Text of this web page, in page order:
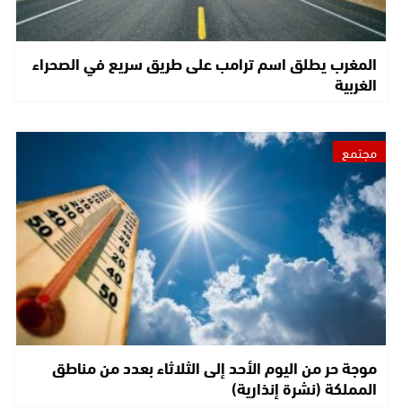
المغرب يطلق اسم ترامب على طريق سريع في الصحراء
الغربية
مجتمع
موجة حر من اليوم الأحد إلى الثلاثاء بعدد من مناطق
المملكة (نشرة إنذارية)